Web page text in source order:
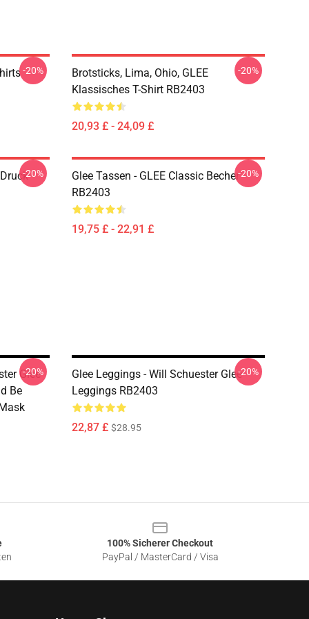
-20%
Brotsticks, Lima, Ohio, GLEE
Klassisches T-Shirt RB2403
20,93 £ - 24,09 £
-20%
-20%
Glee Tassen - GLEE Classic Becher
RB2403
19,75 £ - 22,91 £
-20%
Glee
Be
-20%
Glee Leggings - Will Schuester Glee
Leggings RB2403
22,87 £ $28.95
-20%
100% Sicherer Checkout
PayPal / MasterCard / Visa